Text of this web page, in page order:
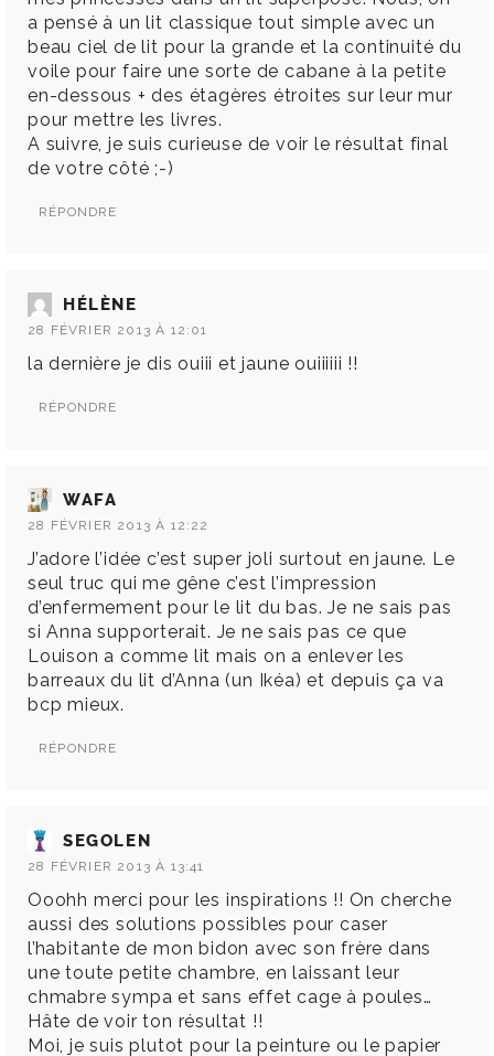
a pensé à un lit classique tout simple avec un
beau ciel de lit pour la grande et la continuité du
voile pour faire une sorte de cabane à la petite
en-dessous + des étagères étroites sur leur mur
pour mettre les livres.
A suivre, je suis curieuse de voir le résultat final
de votre côté ;-)
RÉPONDRE
HÉLÈNE
28 FÉVRIER 2013 À 12:01
la dernière je dis ouiii et jaune ouiiiiii !!
RÉPONDRE
WAFA
28 FÉVRIER 2013 À 12:22
J’adore l’idée c’est super joli surtout en jaune. Le
seul truc qui me gêne c’est l’impression
d’enfermement pour le lit du bas. Je ne sais pas
si Anna supporterait. Je ne sais pas ce que
Louison a comme lit mais on a enlever les
barreaux du lit d’Anna (un Ikéa) et depuis ça va
bcp mieux.
RÉPONDRE
SEGOLEN
28 FÉVRIER 2013 À 13:41
Ooohh merci pour les inspirations !! On cherche
aussi des solutions possibles pour caser
l’habitante de mon bidon avec son frère dans
une toute petite chambre, en laissant leur
chmabre sympa et sans effet cage à poules…
Hâte de voir ton résultat !!
Moi, je suis plutot pour la peinture ou le papier